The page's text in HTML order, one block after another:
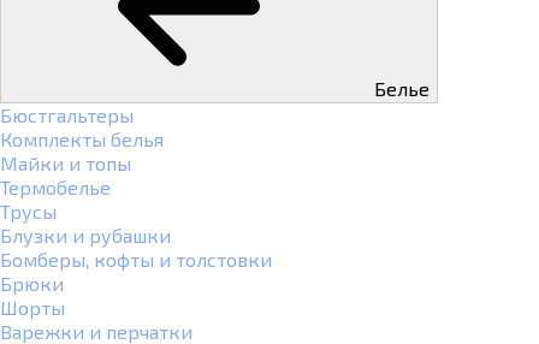
Белье
Бюстгальтеры
Комплекты белья
Майки и топы
Термобелье
Трусы
Блузки и рубашки
Бомберы, кофты и толстовки
Брюки
Шорты
Варежки и перчатки